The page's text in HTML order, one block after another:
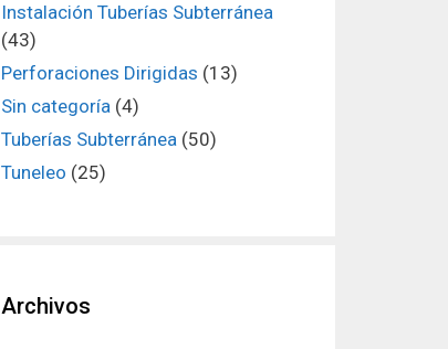
Instalación Tuberías Subterránea
(43)
Perforaciones Dirigidas (13)
Sin categoría (4)
Tuberías Subterránea (50)
Tuneleo (25)
Archivos